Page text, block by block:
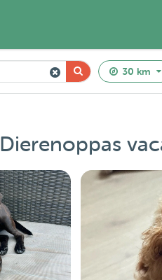
30 km
Dierenoppas